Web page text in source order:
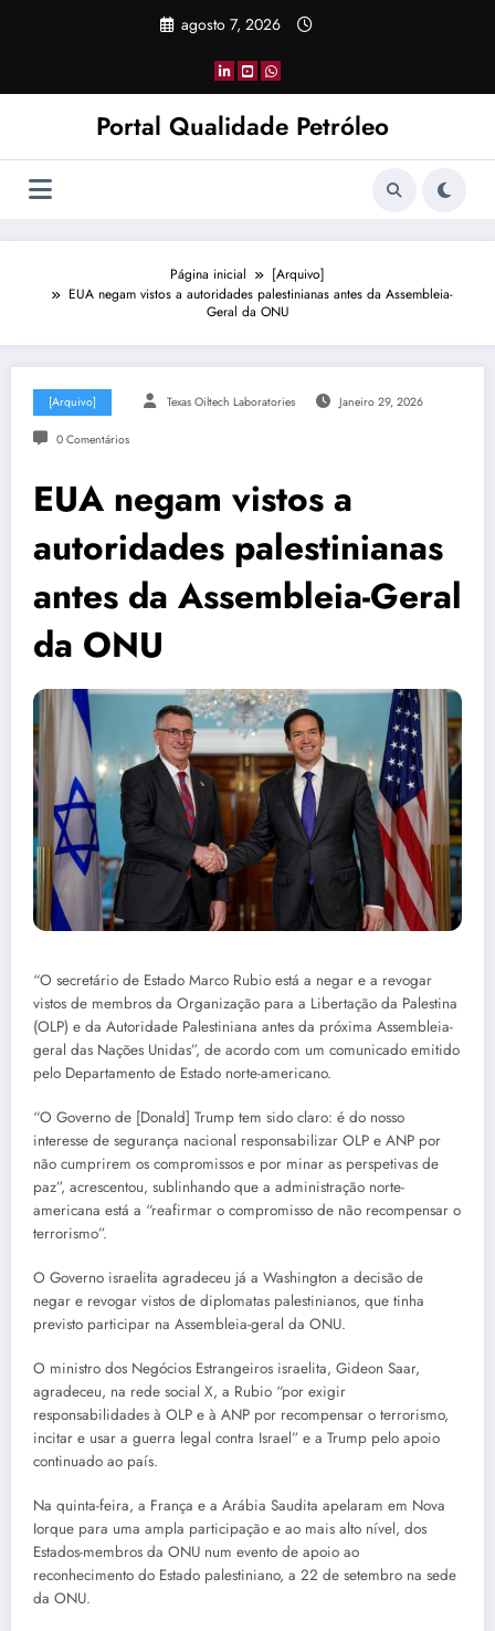
agosto 7, 2026
Portal Qualidade Petróleo
Página inicial
[Arquivo]
EUA negam vistos a autoridades palestinianas antes da Assembleia-
Geral da ONU
[Arquivo] Texas Oiltech Laboratories Janeiro 29, 2026
0 Comentários
EUA negam vistos a
autoridades palestinianas
antes da Assembleia-Geral
da ONU
“O secretário de Estado Marco Rubio está a negar e a revogar
vistos de membros da Organização para a Libertação da Palestina
(OLP) e da Autoridade Palestiniana antes da próxima Assembleia-
geral das Nações Unidas”, de acordo com um comunicado emitido
pelo Departamento de Estado norte-americano.
“O Governo de [Donald] Trump tem sido claro: é do nosso
interesse de segurança nacional responsabilizar OLP e ANP por
não cumprirem os compromissos e por minar as perspetivas de
paz”, acrescentou, sublinhando que a administração norte-
americana está a “reafirmar o compromisso de não recompensar o
terrorismo”.
O Governo israelita agradeceu já a Washington a decisão de
negar e revogar vistos de diplomatas palestinianos, que tinha
previsto participar na Assembleia-geral da ONU.
O ministro dos Negócios Estrangeiros israelita, Gideon Saar,
agradeceu, na rede social X, a Rubio “por exigir
responsabilidades à OLP e à ANP por recompensar o terrorismo,
incitar e usar a guerra legal contra Israel” e a Trump pelo apoio
continuado ao país.
Na quinta-feira, a França e a Arábia Saudita apelaram em Nova
Iorque para uma ampla participação e ao mais alto nível, dos
Estados-membros da ONU num evento de apoio ao
reconhecimento do Estado palestiniano, a 22 de setembro na sede
da ONU.